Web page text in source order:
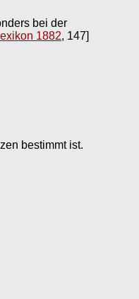
bei der
1882, 147]
bestimmt ist.